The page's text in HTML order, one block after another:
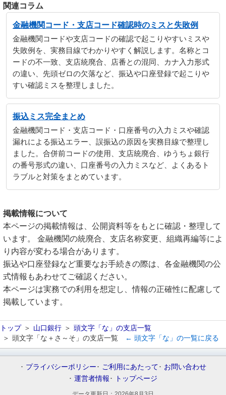
関連コラム
金融機関コード・支店コード確認時のミスと失敗例
金融機関コードや支店コードの確認で起こりやすいミスや
失敗例を、実務目線でわかりやすく解説します。名称とコ
ードの不一致、支店統廃合、店番との混同、カナ入力形式
の違い、先頭ゼロの欠落など、振込や口座登録で起こりや
すい確認ミスを整理しました。
振込ミス完全まとめ
金融機関コード・支店コード・口座番号の入力ミスや確認
漏れによる振込エラー、誤振込の原因を実務目線で整理し
ました。合併前コードの使用、支店統廃合、ゆうちょ銀行
の番号形式の違い、口座番号の入力ミスなど、よくあるト
ラブルと対策をまとめています。
掲載情報について
本ページの掲載情報は、公開資料等をもとに確認・整理して
います。 金融機関の統廃合、支店名称変更、組織再編等によ
り内容が変わる場合があります。
振込や口座登録など重要なお手続きの際は、各金融機関の公
式情報もあわせてご確認ください。
本ページは実務での利用を想定し、情報の正確性に配慮して
掲載しています。
トップ 山口銀行
頭文字「な」の支店一覧
頭文字「な＋さ～そ」の支店一覧
← 頭文字「な」の一覧に戻る
プライバシーポリシー ご利用にあたって
お問い合わせ
運営者情報
トップページ